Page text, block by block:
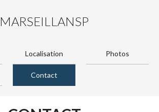
MARSEILLANSP
Localisation Photos
Contact